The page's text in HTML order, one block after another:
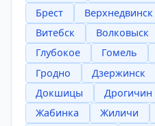
Брест
Верхнедвинск
Витебск
Волковыск
Глубокое
Гомель
Гродно
Дзержинск
Докшицы
Дрогичин
Жабинка
Жиличи